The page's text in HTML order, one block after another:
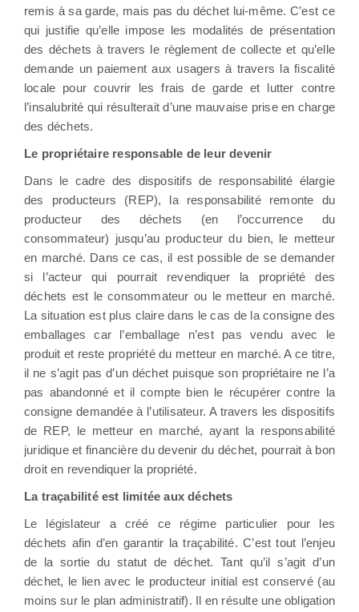
remis à sa garde, mais pas du déchet lui-même. C’est ce
qui justifie qu’elle impose les modalités de présentation
des déchets à travers le règlement de collecte et qu’elle
demande un paiement aux usagers à travers la fiscalité
locale pour couvrir les frais de garde et lutter contre
l’insalubrité qui résulterait d’une mauvaise prise en charge
des déchets.
Le propriétaire responsable de leur devenir
Dans le cadre des dispositifs de responsabilité élargie
des producteurs (REP), la responsabilité remonte du
producteur des déchets (en l’occurrence du
consommateur) jusqu’au producteur du bien, le metteur
en marché. Dans ce cas, il est possible de se demander
si l’acteur qui pourrait revendiquer la propriété des
déchets est le consommateur ou le metteur en marché.
La situation est plus claire dans le cas de la consigne des
emballages car l’emballage n’est pas vendu avec le
produit et reste propriété du metteur en marché. A ce titre,
il ne s’agit pas d’un déchet puisque son propriétaire ne l’a
pas abandonné et il compte bien le récupérer contre la
consigne demandée à l’utilisateur. A travers les dispositifs
de REP, le metteur en marché, ayant la responsabilité
juridique et financière du devenir du déchet, pourrait à bon
droit en revendiquer la propriété.
La traçabilité est limitée aux déchets
Le législateur a créé ce régime particulier pour les
déchets afin d’en garantir la traçabilité. C’est tout l’enjeu
de la sortie du statut de déchet. Tant qu’il s’agit d’un
déchet, le lien avec le producteur initial est conservé (au
moins sur le plan administratif). Il en résulte une obligation